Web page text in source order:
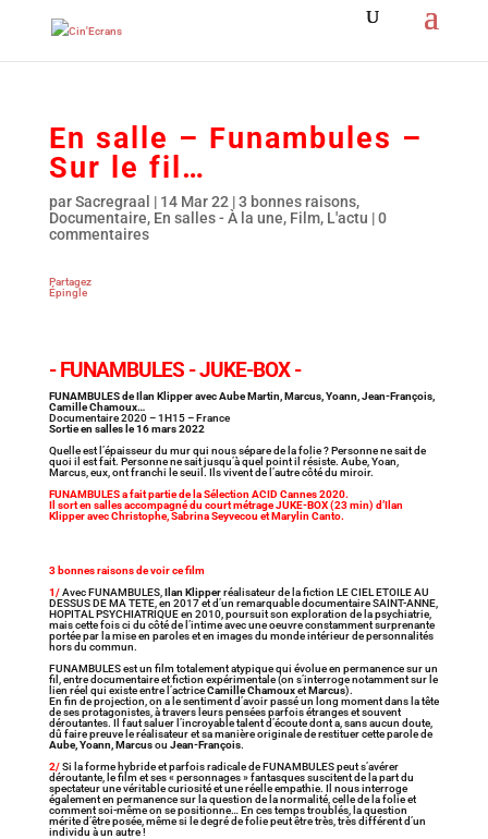
En salle – Funambules –
Sur le fil…
parSacregraal | 14 Mar 22 |3 bonnes raisons,
Documentaire, En salles - À la une, Film, L'actu |0
commentaires
Partagez
Épingle
- FUNAMBULES - JUKE-BOX -
FUNAMBULES de Ilan Klipper avec Aube Martin, Marcus, Yoann, Jean-François,
Camille Chamoux…
Documentaire 2020 – 1H15 – France
Sortie en salles le 16 mars 2022
Quelle est l’épaisseur du mur qui nous sépare de la folie ? Personne ne sait de
quoi il est fait. Personne ne sait jusqu’à quel point il résiste. Aube, Yoan,
Marcus, eux, ont franchi le seuil. Ils vivent de l’autre côté du miroir.
FUNAMBULES a fait partie de la Sélection ACID Cannes 2020.
Il sort en salles accompagné du court métrage JUKE-BOX (23 min) d’Ilan
Klipper avec Christophe, Sabrina Seyvecou et Marylin Canto.
3 bonnes raisons de voir ce film
1/ Avec FUNAMBULES, Ilan Klipperréalisateur de la fiction LE CIEL ETOILE AU
DESSUS DE MA TETE, en 2017 et d’un remarquable documentaire SAINT-ANNE,
HOPITAL PSYCHIATRIQUE en 2010, poursuit son exploration de la psychiatrie,
mais cette fois ci du côté de l’intime avec une oeuvre constamment surprenante
portée par la mise en paroles et en images du monde intérieur de personnalités
hors du commun.
FUNAMBULES est un film totalement atypique qui évolue en permanence sur un
fil, entre documentaire et fiction expérimentale (on s’interroge notamment sur le
lien réel qui existe entre l’actriceCamille ChamouxetMarcus).
En fin de projection, on a le sentiment d’avoir passé un long moment dans la tête
de ses protagonistes, à travers leurs pensées parfois étranges et souvent
déroutantes. Il faut saluer l’incroyable talent d’écoute dont a, sans aucun doute,
dû faire preuve le réalisateur et sa manière originale de restituer cette parole de
Aube, Yoann, Marcusou Jean-François.
2/Si la forme hybride et parfois radicale de FUNAMBULES peut s’avérer
déroutante, le film et ses « personnages » fantasques suscitent de la part du
spectateur une véritable curiosité et une réelle empathie. Il nous interroge
également en permanence sur la question de la normalité, celle de la folie et
comment soi-même on se positionne… En ces temps troublés, la question
mérite d’être posée, même si le degré de folie peut être très, très différent d’un
individu à un autre !